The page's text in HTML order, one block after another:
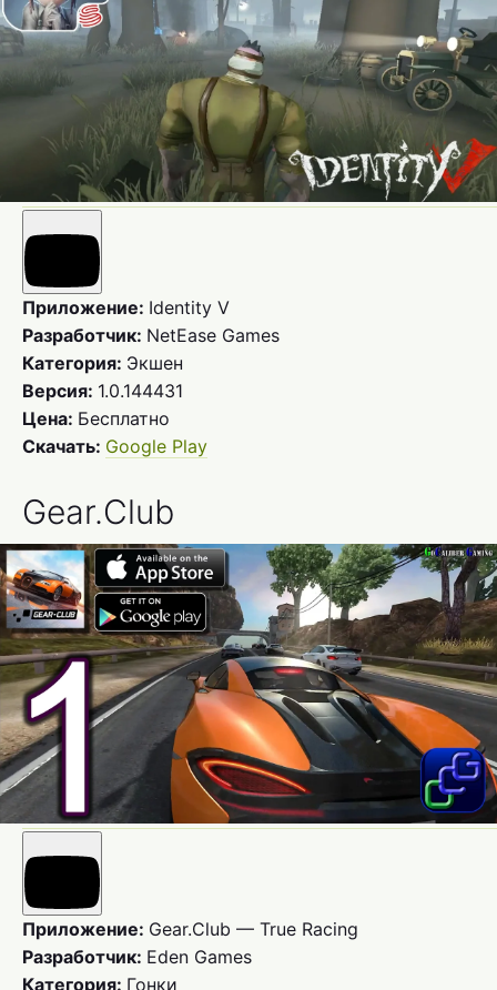
Приложение: Identity V
Разработчик: NetEase Games
Категория: Экшен
Версия: 1.0.144431
Цена: Бесплатно
Скачать: Google Play
Gear.Club
Приложение: Gear.Club — True Racing
Разработчик: Eden Games
Категория: Гонки